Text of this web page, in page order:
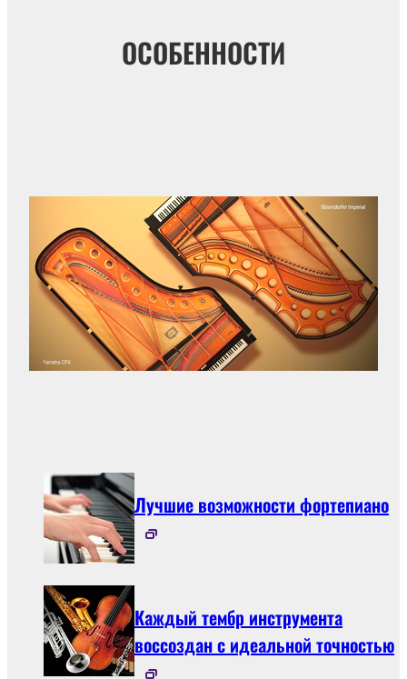
ОСОБЕННОСТИ
Лучшие возможности фортепиано
Каждый тембр инструмента
воссоздан с идеальной точностью